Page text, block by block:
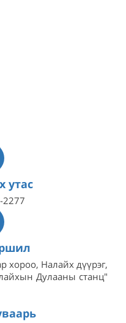
утас
2277
хороо, Налайх дүүрэг,
Дулааны станц"